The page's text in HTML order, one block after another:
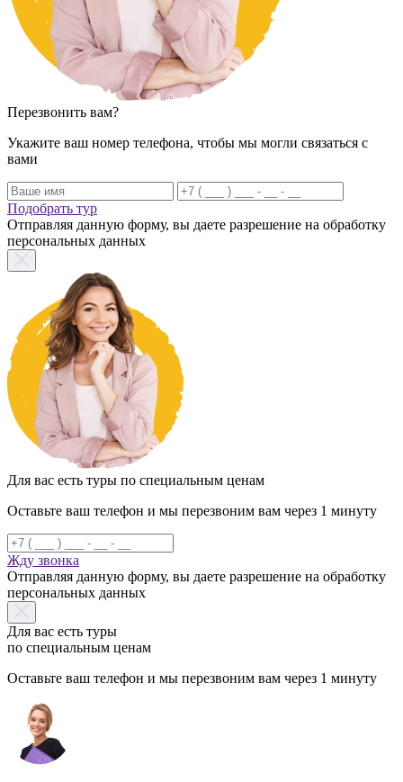
Перезвонить вам?
Укажите ваш номер телефона, чтобы мы могли связаться с
вами
Подобрать тур
Отправляя данную форму, вы даете разрешение на обработку
персональных данных
Для вас есть туры по специальным ценам
Оставьте ваш телефон и мы перезвоним вам через 1 минуту
Жду звонка
Отправляя данную форму, вы даете разрешение на обработку
персональных данных
Для вас есть туры
по специальным ценам
Оставьте ваш телефон и мы перезвоним вам через 1 минуту